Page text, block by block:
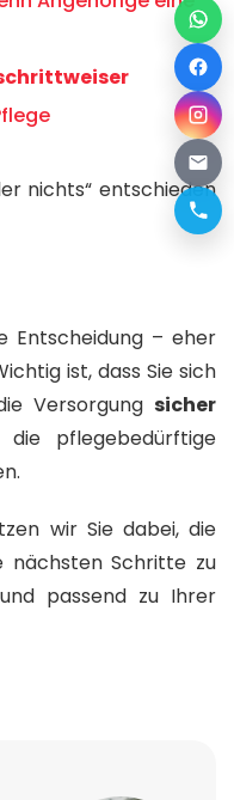
nichts“ entschieden
Entscheidung – eher
ist, dass Sie sich
Versorgungsicher
pflegebedürftige
wir Sie dabei, die
nächsten Schritte zu
passend zu Ihrer